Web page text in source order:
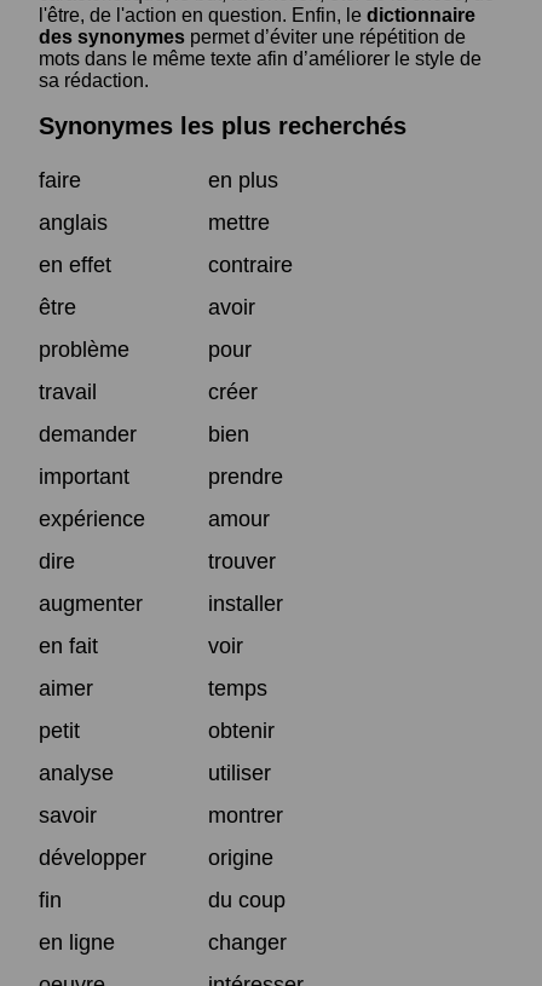
l'être, de l'action en question. Enfin, le dictionnaire
des synonymes permet d’éviter une répétition de
mots dans le même texte afin d’améliorer le style de
sa rédaction.
Synonymes les plus recherchés
faire
en plus
anglais
mettre
en effet
contraire
être
avoir
problème
pour
travail
créer
demander
bien
important
prendre
expérience
amour
dire
trouver
augmenter
installer
en fait
voir
aimer
temps
petit
obtenir
analyse
utiliser
savoir
montrer
développer
origine
fin
du coup
en ligne
changer